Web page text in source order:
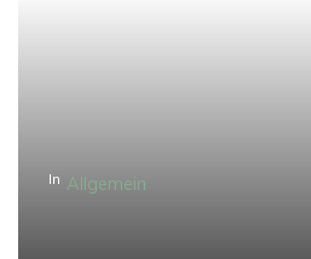
In Allgemein